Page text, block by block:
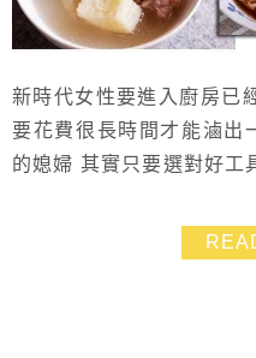
新時代女性要進入廚房已
要花費很長時間才能滷出
的媳婦 其實只要選對好工
智慧萬用鍋就是我近期下
多鍋耶! 不論是蒸、煮、